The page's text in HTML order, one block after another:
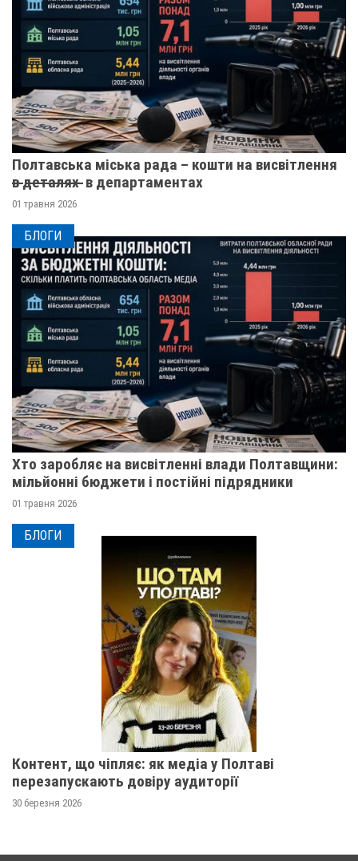
Полтавська міська рада – кошти на висвітлення
в̶ ̶д̶е̶т̶а̶л̶я̶х̶ ̶ в департаментах
01 травня 2026
БЛОГИ
Хто заробляє на висвітленні влади Полтавщини:
мільйонні бюджети і постійні підрядники
01 травня 2026
БЛОГИ
Контент, що чіпляє: як медіа у Полтаві
перезапускають довіру аудиторії
30 березня 2026